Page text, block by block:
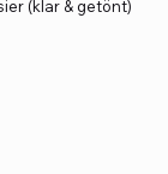
(klar & getönt)